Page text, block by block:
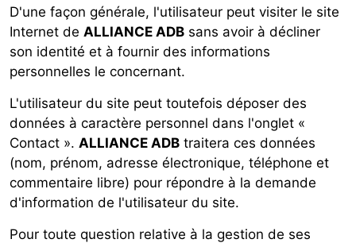
D'une façon générale, l'utilisateur peut visiter le site
Internet de ALLIANCE ADB sans avoir à décliner
son identité et à fournir des informations
personnelles le concernant.
L'utilisateur du site peut toutefois déposer des
données à caractère personnel dans l'onglet «
Contact ». ALLIANCE ADB traitera ces données
(nom, prénom, adresse électronique, téléphone et
commentaire libre) pour répondre à la demande
d'information de l'utilisateur du site.
Pour toute question relative à la gestion de ses